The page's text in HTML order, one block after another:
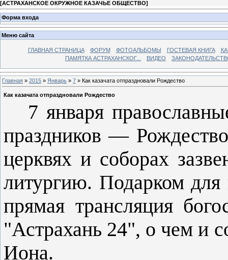
[АСТРАХАНСКОЕ ОКРУЖНОЕ КАЗАЧЬЕ ОБЩЕСТВО]
Форма входа
Меню сайта
ГЛАВНАЯ СТРАНИЦА ФОРУМ ФОТОАЛЬБОМЫ ГОСТЕВАЯ КНИГА
ПАМЯТКА АСТРАХАНСКОГ...
ВИДЕО
Главная » 2015 » Январь » 7 » Как казачата отпраздновали Рождество
Как казачата отпраздновали Рождество
7 января
праздников —
церквях и соборах
литургию. Подарком для
прямая трансляция
"Астрахань 24", о чем и
Иона.